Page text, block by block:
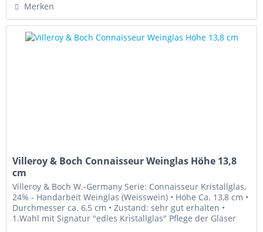
Merken
Villeroy & Boch Connaisseur Weinglas Höhe 13,8
cm
Villeroy & Boch W.-Germany Serie: Connaisseur Kristallglas,
24% - Handarbeit Weinglas (Weisswein) • Höhe Ca. 13,8 cm •
Durchmesser ca. 6,5 cm • Zustand: sehr gut erhalten •
1.Wahl mit Signatur "edles Kristallglas" Pflege der Gläser